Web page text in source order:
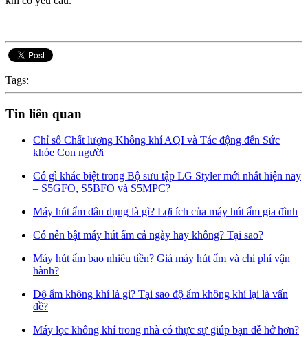
Tags:
Tin liên quan
Chỉ số Chất lượng Không khí AQI và Tác động đến Sức
khỏe Con người
Có gì khác biệt trong Bộ sưu tập LG Styler mới nhất hiện nay
– S5GFO, S5BFO và S5MPC?
Máy hút ẩm dân dụng là gì? Lợi ích của máy hút ẩm gia đình
Có nên bật máy hút ẩm cả ngày hay không? Tại sao?
Máy hút ẩm bao nhiêu tiền? Giá máy hút ẩm và chi phí vận
hành?
Độ ẩm không khí là gì? Tại sao độ ẩm không khí lại là vấn
đề?
Máy lọc không khí trong nhà có thực sự giúp bạn dễ hở hơn?